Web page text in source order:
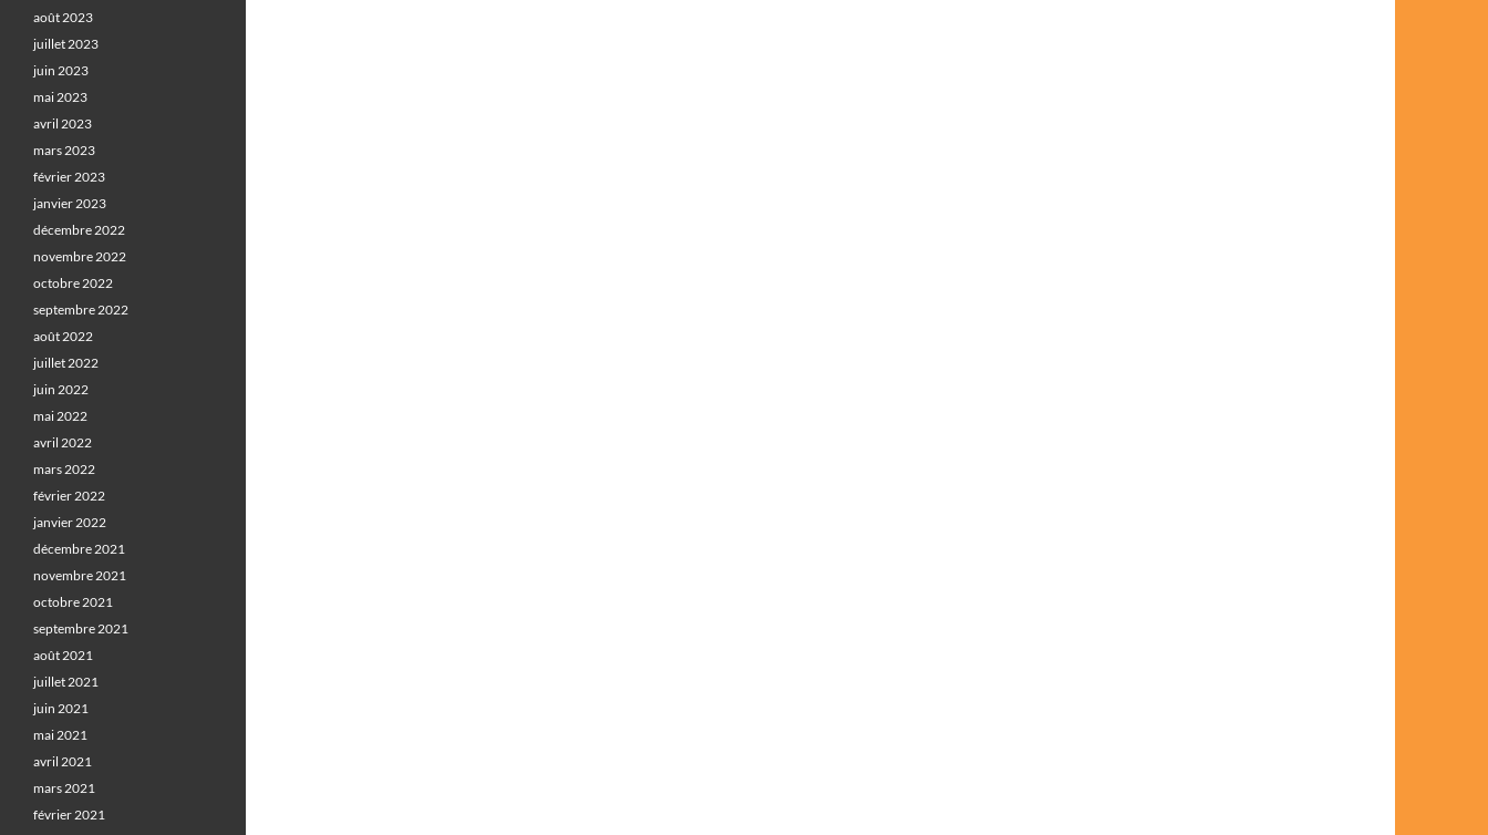
août 2023
juillet 2023
juin 2023
mai 2023
avril 2023
mars 2023
février 2023
janvier 2023
décembre 2022
novembre 2022
octobre 2022
septembre 2022
août 2022
juillet 2022
juin 2022
mai 2022
avril 2022
mars 2022
février 2022
janvier 2022
décembre 2021
novembre 2021
octobre 2021
septembre 2021
août 2021
juillet 2021
juin 2021
mai 2021
avril 2021
mars 2021
février 2021